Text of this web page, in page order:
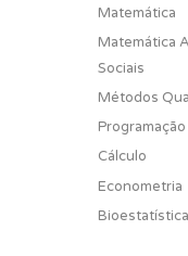
Matemática
Matemática
Sociais
Métodos
Cálculo
Econometria
Bioestatística